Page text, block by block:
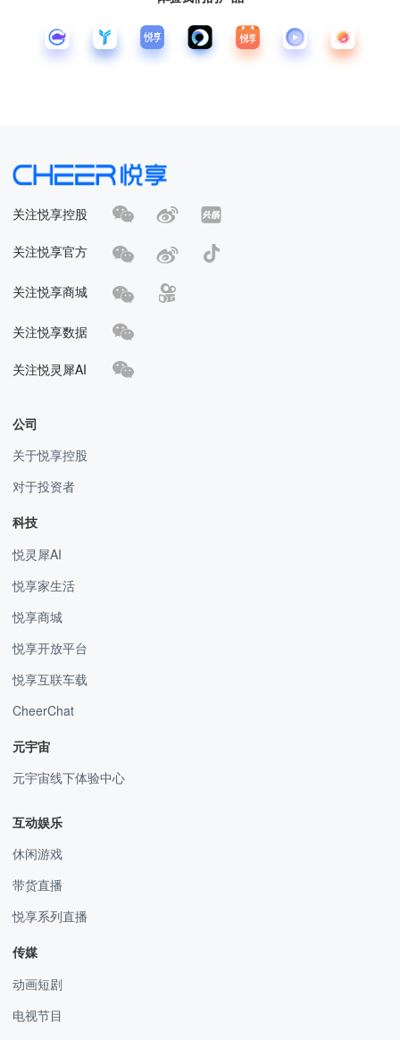
关注悦享控股
关注悦享官方
关注悦享商城
关注悦享数据
关注悦灵犀AI
公司
关于悦享控股
对于投资者
科技
悦灵犀AI
悦享家生活
悦享商城
悦享开放平台
悦享互联车载
CheerChat
元宇宙
元宇宙线下体验中心
互动娱乐
休闲游戏
带货直播
悦享系列直播
传媒
动画短剧
电视节目